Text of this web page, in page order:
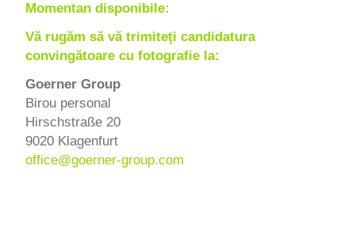
Momentan disponibile:
Vă rugăm să vă trimiteţi candidatura
convingătoare cu fotografie la:
Goerner Group
Birou personal
Hirschstraße 20
9020 Klagenfurt
office@goerner-group.com